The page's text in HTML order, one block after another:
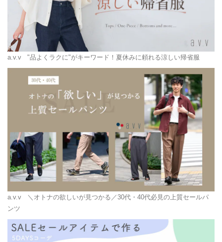
a.v.v "品よくラクに"がキーワード！夏休みに頼れる涼しい帰省服
a.v.v ＼オトナの欲しいが見つかる／30代・40代必見の上質セールパ
ンツ